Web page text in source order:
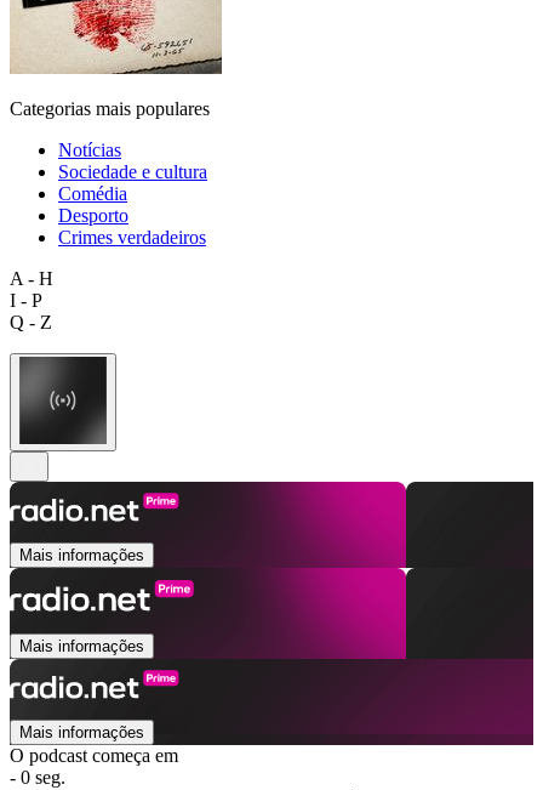
Categorias mais populares
Notícias
Sociedade e cultura
Comédia
Desporto
Crimes verdadeiros
A - H
I - P
Q - Z
Mais informações
Mais informações
Mais informações
O podcast começa em
- 0 seg.